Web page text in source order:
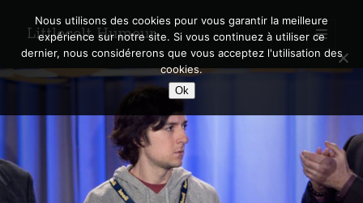
Littlecelt Humeur
open
primary
menu
Sidebar
Recherche sur le blog
Nous utilisons des cookies pour vous garantir la meilleure
expérience sur notre site. Si vous continuez à utiliser ce
dernier, nous considérerons que vous acceptez l'utilisation des
cookies.
Ok